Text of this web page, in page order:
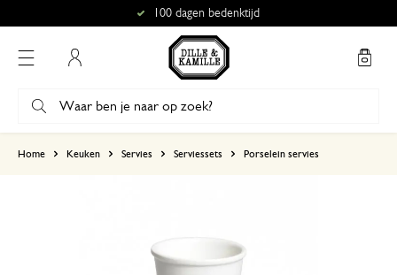
100 dagen bedenktijd
Home Keuken Servies Serviessets Porselein servies